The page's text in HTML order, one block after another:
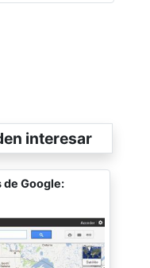
interesar
de Google: